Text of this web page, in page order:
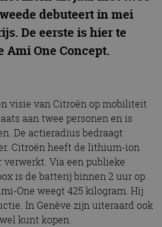
debuteert in mei
De eerste is hier te
Ami One Concept.
visie van Citroën op mobiliteit
aan twee personen en is
De actieradius bedraagt
Citroën heeft de lithium-ion
Via een publieke
is de batterij binnen 2 uur op
One weegt 425 kilogram. Hij
In Genève zijn uiteraard ook
kunt kopen.